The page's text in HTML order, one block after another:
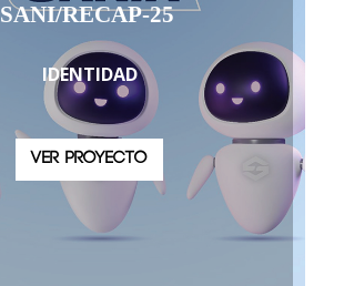
SANI/RECAP-25
IDENTIDAD
VER PROYECTO